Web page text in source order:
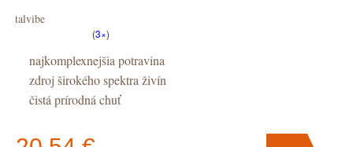
Vitalvibe
(3×)
najkomplexnejšia potravina
zdroj širokého spektra živín
čistá prírodná chuť